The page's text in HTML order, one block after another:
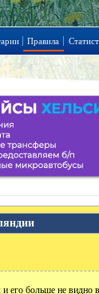
Правила
его больше не